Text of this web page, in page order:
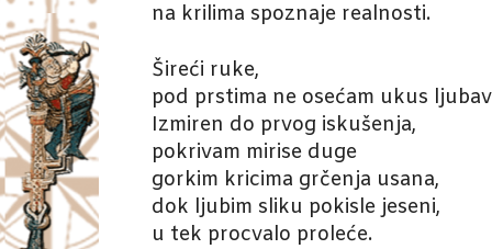
na krilima spoznaje realnosti.
Šireći ruke,
pod prstima ne osećam ukus
Izmiren do prvog iskušenja,
pokrivam mirise duge
gorkim kricima grčenja usana,
dok ljubim sliku pokisle jeseni,
u tek procvalo proleće.